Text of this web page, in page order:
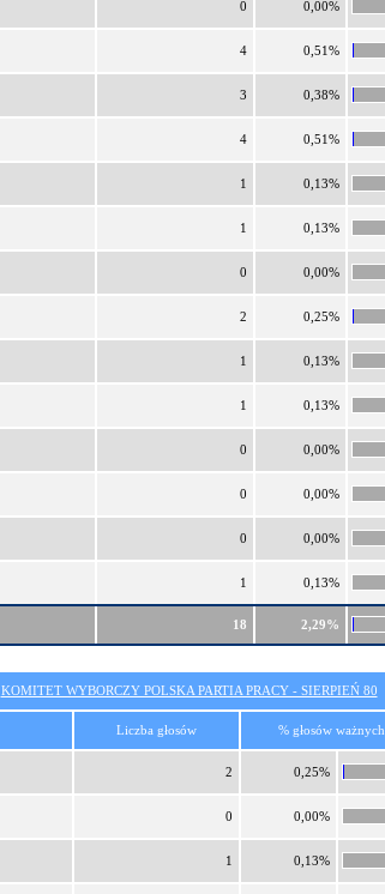
0 0,00%
4 0,51%
3 0,38%
4 0,51%
1 0,13%
1 0,13%
0 0,00%
2 0,25%
1 0,13%
1 0,13%
0 0,00%
0 0,00%
0 0,00%
1 0,13%
18 2,29%
KOMITET WYBORCZY POLSKA PARTIA PRACY - SIERPIEŃ 80
Liczba głosów % głosów ważnych
2 0,25%
0 0,00%
1 0,13%